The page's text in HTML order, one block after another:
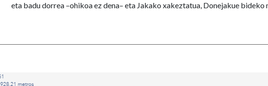
eta badu dorrea –ohikoa ez dena– eta Jakako xakeztatua, Donejakue bideko